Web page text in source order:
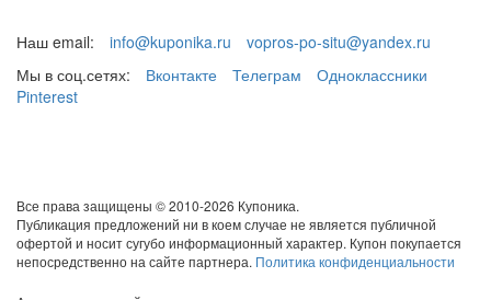
Наш email: info@kuponika.ru
vopros-po-situ@yandex.ru
Мы в соц.сетях:
Вконтакте Телеграм
Одноклассники
Pinterest
Все права защищены © 2010-2026 Купоника.
Публикация предложений ни в коем случае не является публичной
офертой и носит сугубо информационный характер. Купон покупается
непосредственно на сайте партнера. Политика конфиденциальности